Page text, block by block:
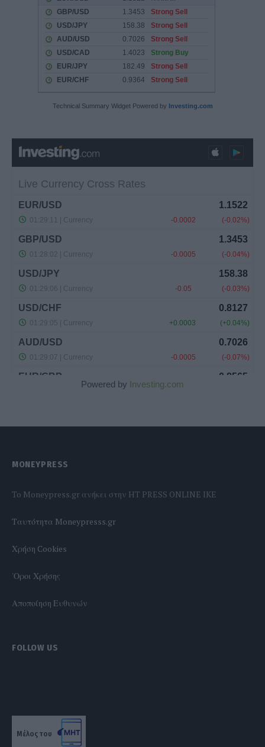
Technical Summary Widget Powered by Investing.com
Powered by Investing.com
MONEYPRESS
To Moneypress.gr ανήκει στην HT PRESS ONLINE IKE
Tαυτότητα Moneypresss.gr
Χρήση Cookies
'Οροι Χρήσης
Αποποίηση Ευθυνών
FOLLOW US
Μέλος του